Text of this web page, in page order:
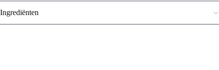
Ingrediënten